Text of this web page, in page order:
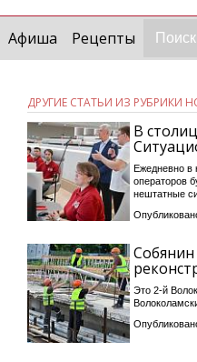
Афиша Рецепты
ДРУГИЕ СТАТЬИ ИЗ РУБРИКИ
В
Ежедневно в
операторов
нештатные
Собянин
Это 2-й